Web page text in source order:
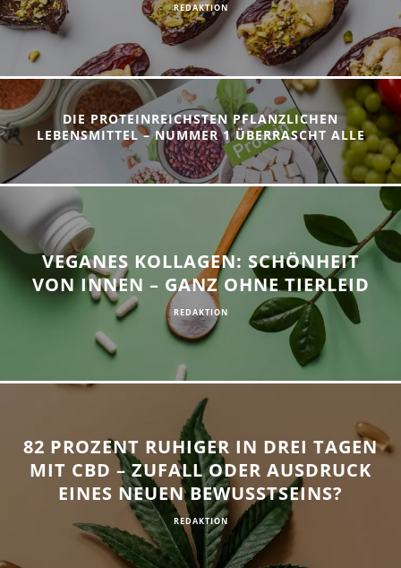
REDAKTION
DIE PROTEINREICHSTEN PFLANZLICHEN
LEBENSMITTEL – NUMMER 1 ÜBERRASCHT ALLE
VEGANES KOLLAGEN: SCHÖNHEIT
VON INNEN – GANZ OHNE TIERLEID
REDAKTION
82 PROZENT RUHIGER IN DREI TAGEN
MIT CBD – ZUFALL ODER AUSDRUCK
EINES NEUEN BEWUSSTSEINS?
REDAKTION